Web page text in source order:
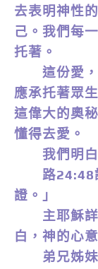
去表明神性
己。我們每
托著。
這份愛，
應承托著眾
這偉大的奧
懂得去愛。
我們明白
路24:48說
證。」
主耶穌詳
白，神的心
弟兄姊妹